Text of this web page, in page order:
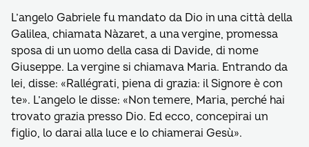
L’angelo Gabriele fu mandato da Dio in una città della
Galilea, chiamata Nàzaret, a una vergine, promessa
sposa di un uomo della casa di Davide, di nome
Giuseppe. La vergine si chiamava Maria. Entrando da
lei, disse: «Rallégrati, piena di grazia: il Signore è con
te». L’angelo le disse: «Non temere, Maria, perché hai
trovato grazia presso Dio. Ed ecco, concepirai un
figlio, lo darai alla luce e lo chiamerai Gesù».